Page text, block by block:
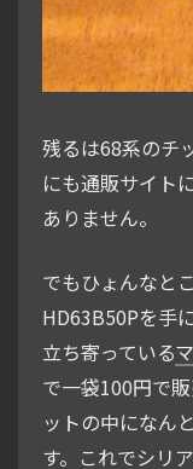
残るは68系のチ
にも通販サイト
ありません。
でもひょんなと
HD63B50Pを手
立ち寄っている
で一袋100円で
ットの中になん
す。これでシリ